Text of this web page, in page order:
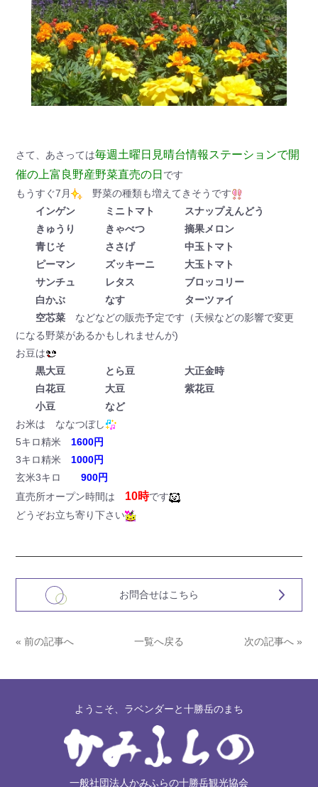
さて、あさっては毎週土曜日見晴台情報ステーションで開
催の上富良野産野菜直売の日 です
もうすぐ7月
野菜の種類も増えてきそうです
インゲン ミニトマト スナップえんどう
きゅうり きゃべつ 摘果メロン
青じそ ささげ 中玉トマト
ピーマン ズッキーニ 大玉トマト
サンチュ レタス ブロッコリー
白かぶ なす ターツァイ
空芯菜 などなどの販売予定です（天候などの影響で変更
になる野菜があるかもしれませんが)
お豆は
黒大豆 とら豆 大正金時
白花豆 大豆 紫花豆
小豆 など
お米は ななつぼし
5キロ精米 1600円
3キロ精米 1000円
玄米3キロ900円
直売所オープン時間は 10時です
どうぞお立ち寄り下さい
お問合せはこちら
« 前の記事へ 一覧へ戻る 次の記事へ »
ようこそ、ラベンダーと十勝岳のまち
一般社団法人かみふらの十勝岳観光協会